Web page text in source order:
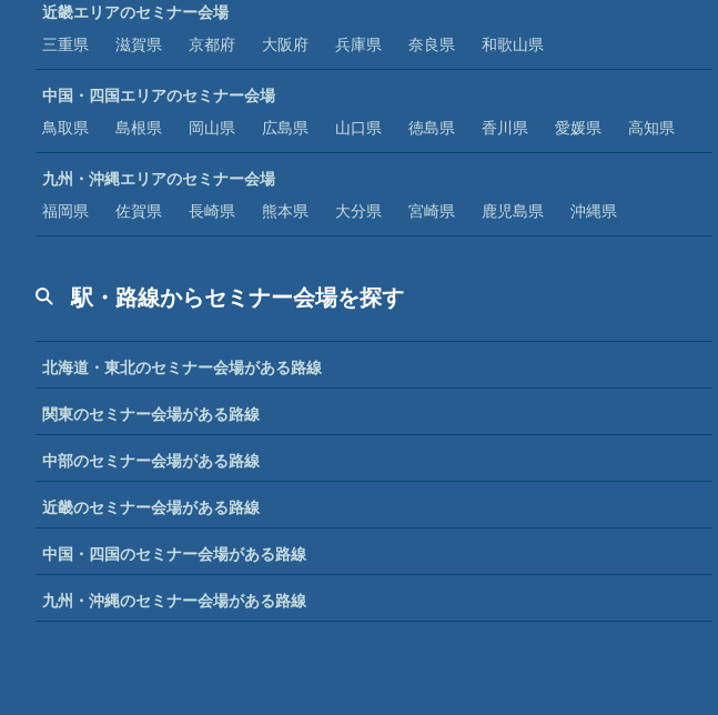
近畿エリアのセミナー会場
三重県
滋賀県 京都府 大阪府 兵庫県 奈良県 和歌山県
中国・四国エリアのセミナー会場
鳥取県
島根県 岡山県 広島県 山口県 徳島県 香川県 愛媛県 高知県
九州・沖縄エリアのセミナー会場
福岡県
佐賀県 長崎県 熊本県 大分県 宮崎県 鹿児島県 沖縄県
駅・路線からセミナー会場を探す
北海道・東北のセミナー会場がある路線
関東のセミナー会場がある路線
中部のセミナー会場がある路線
近畿のセミナー会場がある路線
中国・四国のセミナー会場がある路線
九州・沖縄のセミナー会場がある路線